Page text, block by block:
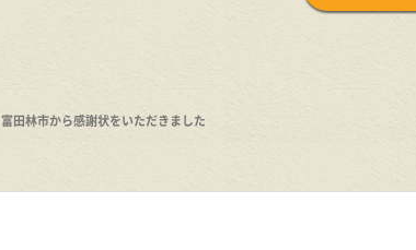
富田林市から感謝状をいただきました